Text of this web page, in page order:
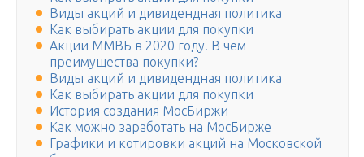
Виды акций и дивидендная политика
Как выбирать акции для покупки
Акции ММВБ в 2020 году. В чем
преимущества покупки?
Виды акций и дивидендная политика
Как выбирать акции для покупки
История создания МосБиржи
Как можно заработать на МосБирже
Графики и котировки акций на Московской